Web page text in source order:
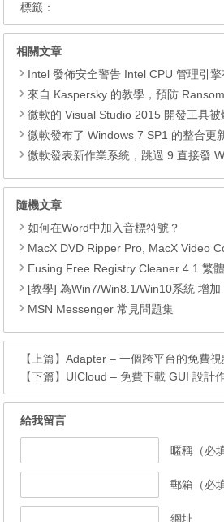
標籤：
相關文章
Intel 發佈安全警告 Intel CPU 管理引擎存在
來自 Kaspersky 的教學，預防 Ransomware
微軟的 Visual Studio 2015 開發工具
微軟發布了 Windows 7 SP1 的整合更
微軟發表新作業系統，跳過 9 直接發
隨機文章
如何在Word中加入音標符號？
MacX DVD Ripper Pro, MacX Video
Eusing Free Registry Cleaner 4.1 繁體中文
[教學] 為Win7/Win8.1/Win10系統 增加
MSN Messenger 常見問題集
【上篇】Adapter – 一個跨平台的免費視
【下篇】 UICloud – 免費下載 GUI 設計
給我留言
暱稱（必
郵箱（必
網址